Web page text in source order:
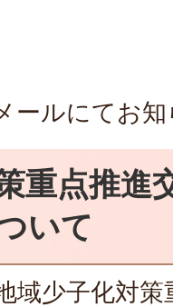
ールにてお
重点推進
いて
域少子化対